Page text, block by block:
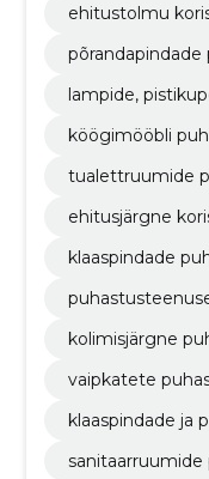
ehitustolmu
põrandapindade
lampide,
köögimööbli
tualettruumide
ehitusjärgne
klaaspindade
kolimisjärgne
vaipkatete
klaaspindade ja